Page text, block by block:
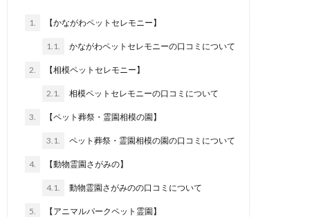
1. 【かながわペットセレモニー】
1.1. かながわペットセレモニーの口コミについて
2. 【相模ペットセレモニー】
2.1. 相模ペットセレモニーの口コミについて
3. 【ペット葬祭・霊園相模の園】
3.1. ペット葬祭・霊園相模の園の口コミについて
4. 【動物霊園さがみの】
4.1. 動物霊園さがみのの口コミについて
5. 【アニマルパークペット霊園】